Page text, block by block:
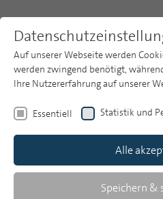
Publikationsarchiv
Heft 1
Auf unserer Webseite werden
werden zwingend benötigt,
Ihre Nutzererfahrung auf unserer
Essentiell Statistik und
Alle
Speichern &